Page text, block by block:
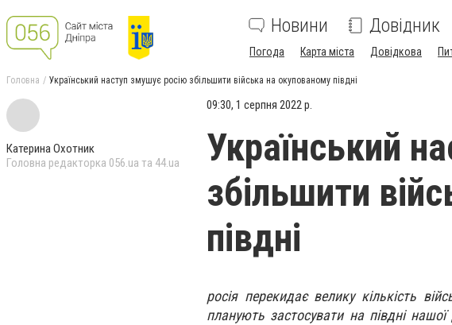
Новини Довідник
Погода Карта міста Довідкова
Головна Український наступ змушує росію збільшити війська на окупованому півдні
Катерина Охотник
Головна редакторка 056.ua та 44.ua
09:30, 1 серпня 2022 р.
Український
збільшити
півдні
​​росія перекидає велику кількість
планують застосувати на півдні